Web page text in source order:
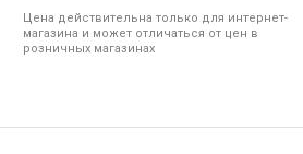
Цена действительна только для интернет-
магазина и может отличаться от цен в
розничных магазинах